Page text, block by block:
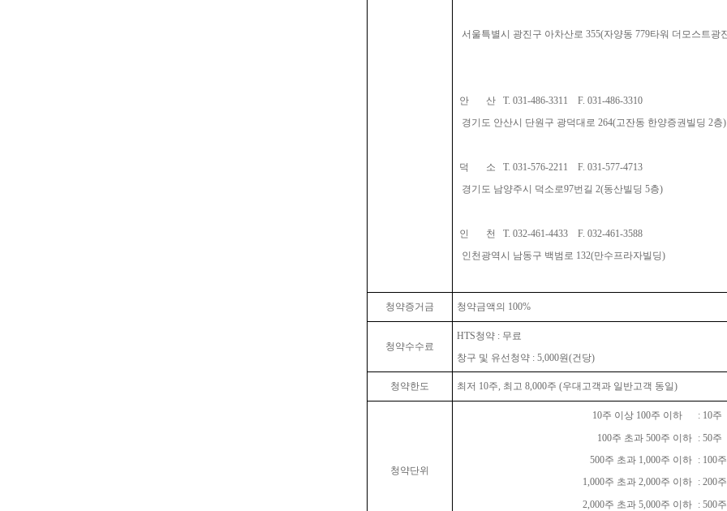
서울특별시 광진구 아차산로 355(자양동 779타워 더모스트광
안 산 T. 031-486-3311 F. 031-486-3310
경기도 안산시 단원구 광덕대로 264(고잔동 한양증권빌딩 2층)
덕 소 T. 031-576-2211 F. 031-577-4713
경기도 남양주시 덕소로97번길 2(동산빌딩 5층)
인 천 T. 032-461-4433 F. 032-461-3588
인천광역시 남동구 백범로 132(만수프라자빌딩)
청약증거금 청약금액의 100%
청약수수료
HTS청약 : 무료
창구 및 유선청약 : 5,000원(건당)
청약한도 최저 10주, 최고 8,000주 (우대고객과 일반고객 동일)
청약단위
10주 이상 100주 이하
100주 초과 500주 이하
500주 초과 1,000주 이하
1,000주 초과 2,000주 이하
2,000주 초과 5,000주 이하
: 10주
: 50주
: 100주
: 200주
: 500주